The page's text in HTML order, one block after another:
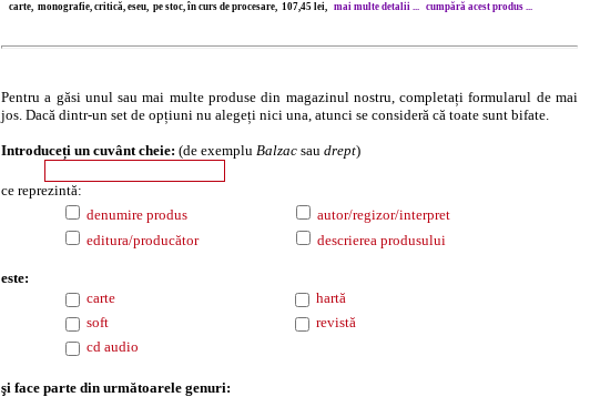
carte, monografie, critică, eseu, pe stoc, în curs de procesare, 107,45 lei, mai multe detalii ... cumpără acest produs ...
Pentru a găsi unul sau mai multe produse din magazinul nostru, completați formularul de mai
jos. Dacă dintr-un set de opțiuni nu alegeți nici una, atunci se consideră că toate sunt bifate.
Introduceți un cuvânt cheie: (de exemplu Balzac sau drept)
ce reprezintă:
denumire produs
autor/regizor/interpret
editura/producător
descrierea produsului
este:
carte
hartă
soft
revistă
cd audio
şi face parte din următoarele genuri: